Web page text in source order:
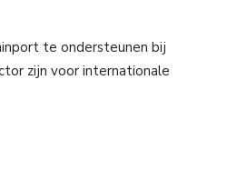
te ondersteunen bij
zijn voor internationale